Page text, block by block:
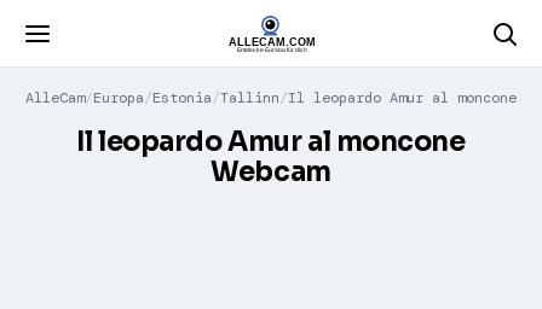
AlleCam Europa Estonia Tallinn Il leopardo Amur al moncone
Il leopardo Amur al moncone
Webcam